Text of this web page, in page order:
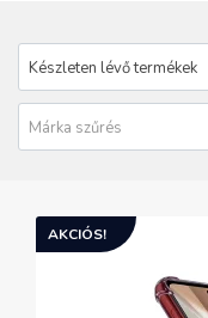
Készleten lévő termékek
Márka szűrés
AKCIÓS!